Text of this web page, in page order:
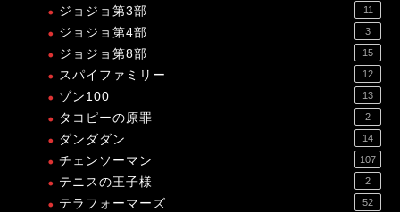
ジョジョ第3部 11
ジョジョ第4部 3
ジョジョ第8部 15
スパイファミリー 12
ゾン100 13
タコピーの原罪 2
ダンダダン 14
チェンソーマン 107
テニスの王子様 2
テラフォーマーズ 52